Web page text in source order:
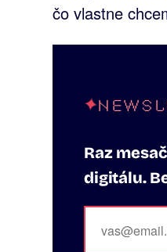
čo vlastne
Raz
digitálu.